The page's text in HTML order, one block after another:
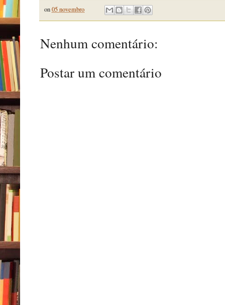
on05 novembro
Nenhum comentário:
Postar um comentário